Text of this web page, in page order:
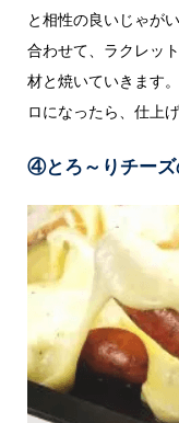
と相性の良いじゃが
合わせて、ラクレッ
材と焼いていきます
ロになったら、仕上
④とろ～りチーズ